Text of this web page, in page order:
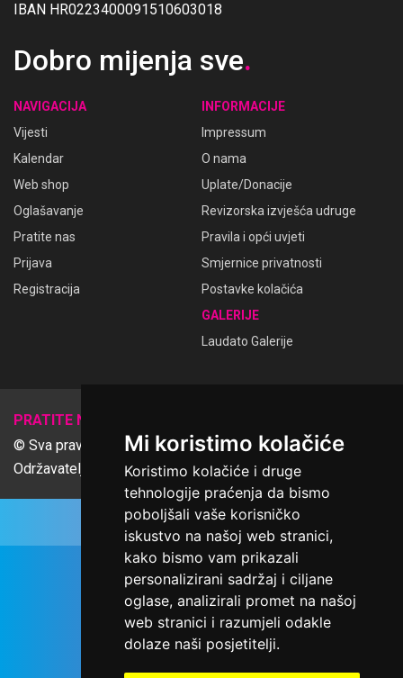
Mi koristimo kolačiće
Koristimo kolačiće i druge
tehnologije praćenja da bismo
poboljšali vaše korisničko
iskustvo na našoj web stranici,
kako bismo vam prikazali
personalizirani sadržaj i ciljane
oglase, analizirali promet na našoj
web stranici i razumjeli odakle
dolaze naši posjetitelji.
IBAN HR0223400091510603018
Dobro mijenja sve.
NAVIGACIJA
Vijesti
Kalendar
Web shop
Oglašavanje
Pratite nas
Prijava
Registracija
INFORMACIJE
Impressum
O nama
Uplate/Donacije
Revizorska izvješća udruge
Pravila i opći uvjeti
Smjernice privatnosti
Postavke kolačića
GALERIJE
Laudato Galerije
PRATITE NAS
© Sva prava pridržana Udruga Ime dobrote
Održavatelj Netcom d.o.o., Riva 6, Rijeka